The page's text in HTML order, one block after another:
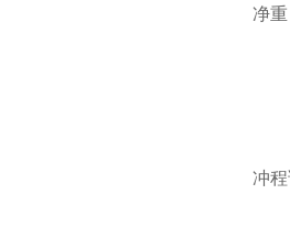
净重
冲